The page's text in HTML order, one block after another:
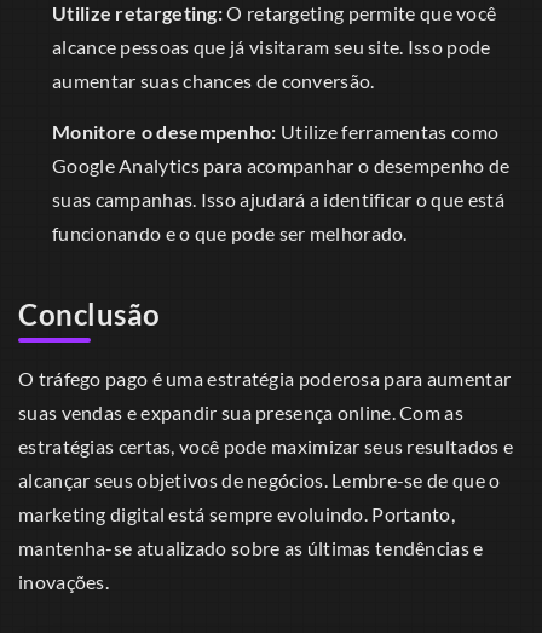
Utilize retargeting:O retargeting permite que você
alcance pessoas que já visitaram seu site. Isso pode
aumentar suas chances de conversão.
Monitore o desempenho: Utilize ferramentas como
Google Analytics para acompanhar o desempenho de
suas campanhas. Isso ajudará a identificar o que está
funcionando e o que pode ser melhorado.
Conclusão
O tráfego pago é uma estratégia poderosa para aumentar
suas vendas e expandir sua presença online. Com as
estratégias certas, você pode maximizar seus resultados e
alcançar seus objetivos de negócios. Lembre-se de que o
marketing digital está sempre evoluindo. Portanto,
mantenha-se atualizado sobre as últimas tendências e
inovações.